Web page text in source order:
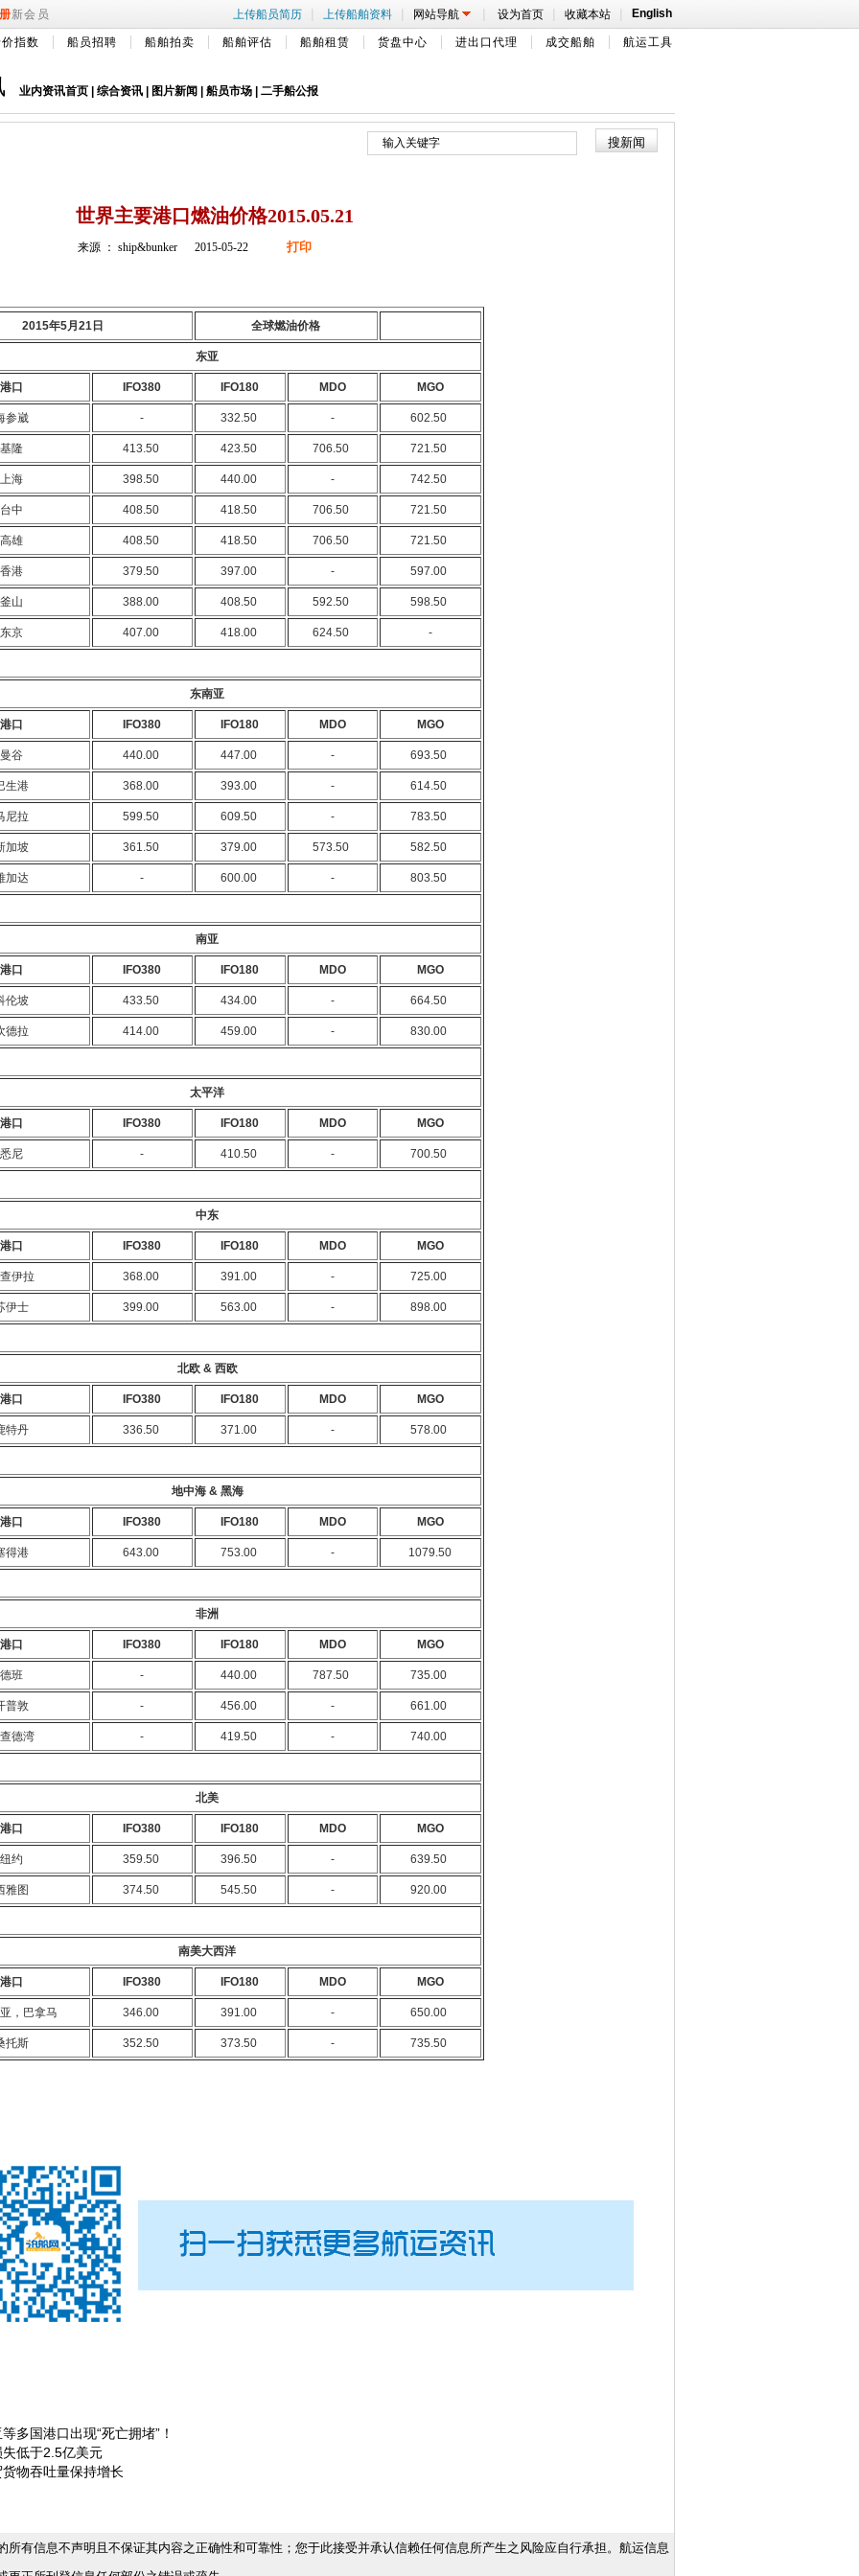
新会员 上传船员简历 | 上传船舶资料 | 网站导航 | 设为首页 | 收藏本站 | English
指数 船员招聘 船舶拍卖 船舶评估 船舶租赁 货盘中心 进出口代理 成交船舶 航运工具
业内资讯首页 综合资讯 图片新闻 船员市场 二手船公报
世界主要港口燃油价格2015.05.21
来源 ： ship&bunker 2015-05-22 打印
2015年5月21日 全球燃油价格
东亚
港口 IFO380 IFO180 MDO MGO
参崴 - 332.50 - 602.50
基隆 413.50 423.50 706.50 721.50
上海 398.50 440.00 - 742.50
台中 408.50 418.50 706.50 721.50
高雄 408.50 418.50 706.50 721.50
香港 379.50 397.00 - 597.00
釜山 388.00 408.50 592.50 598.50
东京 407.00 418.00 624.50 -
东南亚
港口 IFO380 IFO180 MDO MGO
曼谷 440.00 447.00 - 693.50
生港 368.00 393.00 - 614.50
尼拉 599.50 609.50 - 783.50
加坡 361.50 379.00 573.50 582.50
加达 - 600.00 - 803.50
南亚
港口 IFO380 IFO180 MDO MGO
伦坡 433.50 434.00 - 664.50
德拉 414.00 459.00 - 830.00
太平洋
港口 IFO380 IFO180 MDO MGO
悉尼 - 410.50 - 700.50
中东
港口 IFO380 IFO180 MDO MGO
伊拉 368.00 391.00 - 725.00
伊士 399.00 563.00 - 898.00
北欧 & 西欧
港口 IFO380 IFO180 MDO MGO
特丹 336.50 371.00 - 578.00
地中海 & 黑海
港口 IFO380 IFO180 MDO MGO
得港 643.00 753.00 - 1079.50
非洲
港口 IFO380 IFO180 MDO MGO
德班 - 440.00 787.50 735.00
普敦 - 456.00 - 661.00
德湾 - 419.50 - 740.00
北美
港口 IFO380 IFO180 MDO MGO
纽约 359.50 396.50 - 639.50
雅图 374.50 545.50 - 920.00
南美大西洋
港口 IFO380 IFO180 MDO MGO
，巴拿马 346.00 391.00 - 650.00
托斯 352.50 373.50 - 735.50
多国港口出现“死亡拥堵”！
低于2.5亿美元
物吞吐量保持增长
所有信息不声明且不保证其内容之正确性和可靠性；您于此接受并承认信赖任何信息所产生之风险应自行承担。航运信息